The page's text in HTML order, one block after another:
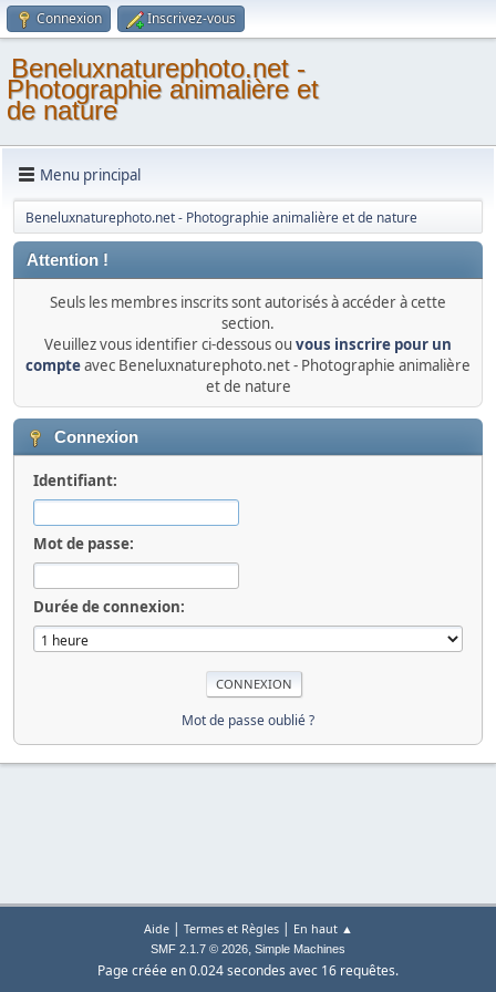
Connexion Inscrivez-vous
Beneluxnaturephoto.net -
Photographie animalière et
de nature
Menu principal
Beneluxnaturephoto.net - Photographie animalière et de nature
Attention !
Seuls les membres inscrits sont autorisés à accéder à cette
section.
Veuillez vous identifier ci-dessous ou vous inscrire pour un
compteavec Beneluxnaturephoto.net - Photographie animalière
et de nature
Connexion
Identifiant:
Mot de passe:
Durée de connexion:
Mot de passe oublié ?
Aide| Termes et Règles| En haut ▲
SMF 2.1.7 © 2026, Simple Machines
Page créée en 0.024 secondes avec 16 requêtes.